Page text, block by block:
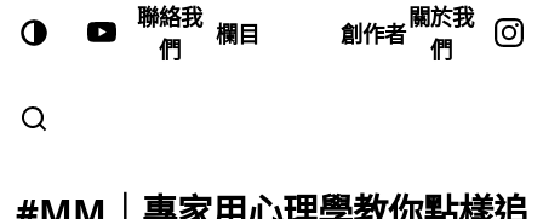
聯絡我
們
欄目 創作者
關於我
們